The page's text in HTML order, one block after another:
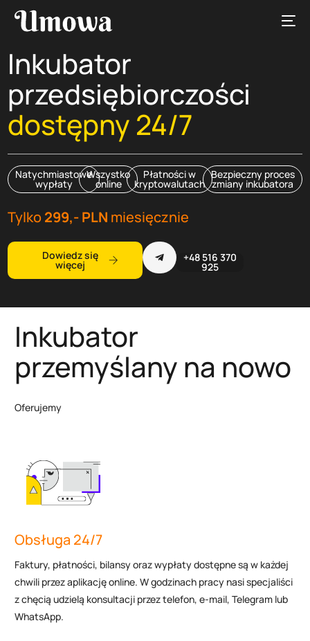
Inkubator
przedsiębiorczości
dostępny 24/7
Natychmiastowe
wypłaty
Wszystko
online
Płatności w
kryptowalutach
Bezpieczny proces
zmiany inkubatora
Tylko299,- PLN miesięcznie
Dowiedz się
więcej
+48 516 370
925
Inkubator
przemyślany na nowo
Oferujemy
Obsługa 24/7
Faktury, płatności, bilansy oraz wypłaty dostępne są w każdej
chwili przez aplikację online. W godzinach pracy nasi specjaliści
z chęcią udzielą konsultacji przez telefon, e-mail, Telegram lub
WhatsApp.